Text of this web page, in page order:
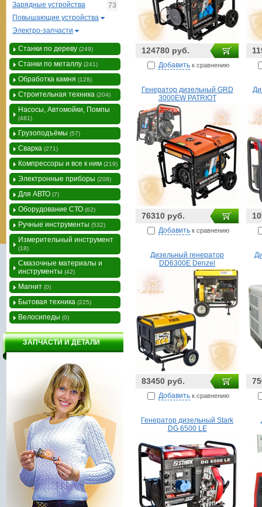
124780 руб.
Добавить к сравнению
Генератор дизельный GRD
3000EW PATRIOT
76310 руб.
Добавить к сравнению
Дизельный генератор
DD6300Е Denzel
83450 руб.
Добавить к сравнению
Генератор дизельный Stark
DG 6500 LE
Зарядные устройства
73
Повышающие устройства
Электро-запчасти
Станки по дереву (249)
Станки по металлу (241)
Обработка камня (128)
Строительная техника (204)
Насосы, Автомойки, Помпы
(481)
Грузоподъёмы (57)
Сварка (271)
Компрессоры и все к ним (219)
Электронные приборы (208)
Для АВТО (7)
Оборудование СТО (62)
Ручные инструменты (532)
Измерительный инструмент
(18)
Смазочные материалы и
инструменты (42)
Магнит (0)
Бытовая техника (225)
Велосипеды (0)
ЗАПЧАСТИ И ДЕТАЛИ